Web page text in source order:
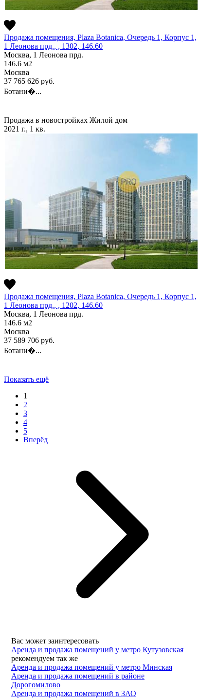
Продажа помещения, Plaza Botanica, Очередь 1, Корпус 1,
1 Леонова прд., , 1302, 146.60
Москва, 1 Леонова прд.
146.6 м2
Москва
37 765 626 руб.
Ботани�...
Продажа в новостройках Жилой дом
2021 г., 1 кв.
Продажа помещения, Plaza Botanica, Очередь 1, Корпус 1,
1 Леонова прд., , 1202, 146.60
Москва, 1 Леонова прд.
146.6 м2
Москва
37 589 706 руб.
Ботани�...
Показать ещё
1
2
3
4
5
Вперёд
Вас может заинтересовать
Аренда и продажа помещений у метро Кутузовская
рекомендуем так же
Аренда и продажа помещений у метро Минская
Аренда и продажа помещений в районе
Дорогомилово
Аренда и продажа помещений в ЗАО